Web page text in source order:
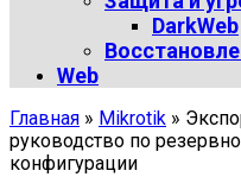
DarkWeb
Web
Главная » Mikrotik »
руководство по
конфигурации